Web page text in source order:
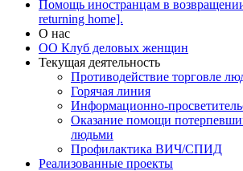
Помощь иностранцам в
returning home].
О нас
ОО Клуб деловых женщин
Текущая деятельность
Противодействие торговле
Горячая линия
Информационно-
Оказание помощи
людьми
Профилактика ВИЧ/СПИД
Реализованные проекты